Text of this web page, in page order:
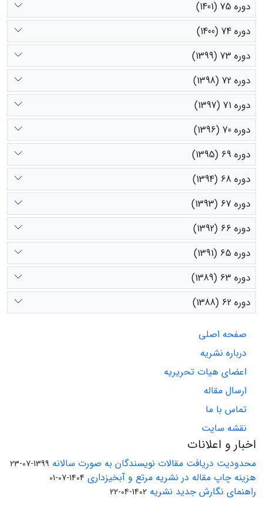
دوره 75 (1401)
دوره 74 (1400)
دوره 73 (1399)
دوره 72 (1398)
دوره 71 (1397)
دوره 70 (1396)
دوره 69 (1395)
دوره 68 (1394)
دوره 67 (1393)
دوره 66 (1392)
دوره 65 (1391)
دوره 63 (1389)
دوره 62 (1388)
صفحه اصلی
درباره نشریه
اعضای هیات تحریریه
ارسال مقاله
تماس با ما
نقشه سایت
اخبار و اعلانات
محدودیت دریافت مقالات نویسندگان به صورت سالانه 1399-07-23
هزینه چاپ مقاله در نشریه مرتع و آبخیزداری 1404-07-01
راهنمای نگارش جدید نشریه 1402-04-22